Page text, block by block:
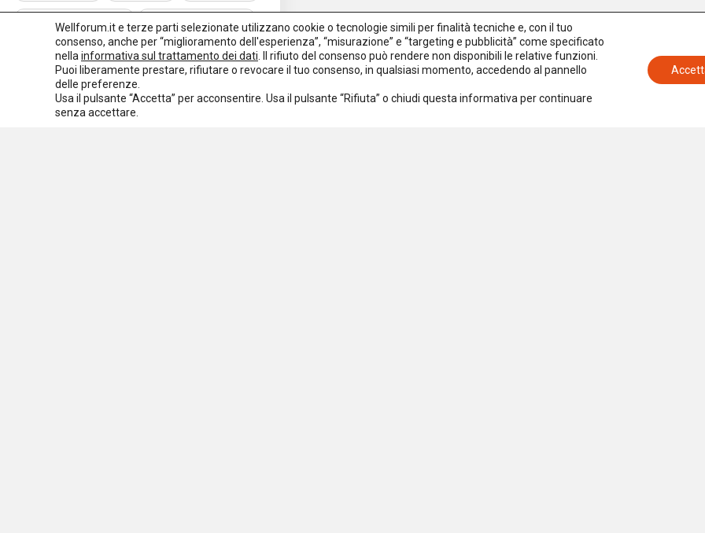
Normativa europea
Rassegna normativa
I seminari di Welforum
Eventi
Spazio ai promotori
Wellforum.it e terze parti selezionate utilizzano cookie o tecnologie simili per finalità tecniche e, con il tuo
consenso, anche per “miglioramento dell'esperienza”, “misurazione” e “targeting e pubblicità” come specificato
nella informativa sul trattamento dei dati . Il rifiuto del consenso può rendere non disponibili le relative funzioni.
Puoi liberamente prestare, rifiutare o revocare il tuo consenso, in qualsiasi momento, accedendo al pannello
delle preferenze.
Usa il pulsante “Accetta” per acconsentire. Usa il pulsante “Rifiuta” o chiudi questa informativa per continuare
senza accettare.